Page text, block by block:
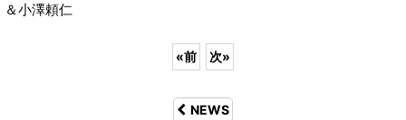
＆小澤頼仁
«前 次»
NEWS